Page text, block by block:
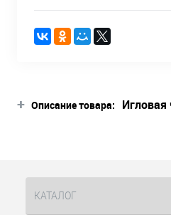
+ Описание товара:
Игловая
КАТАЛОГ